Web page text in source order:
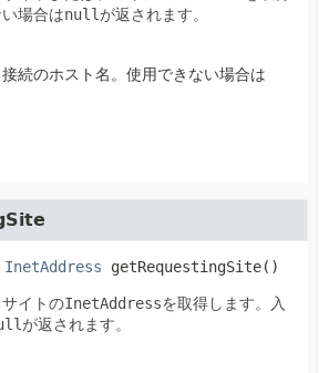
場合はnullが返されます。
続のホスト名。使用できない場合は
InetAddress getRequestingSite()
イトのInetAddressを取得します。入
が返されます。